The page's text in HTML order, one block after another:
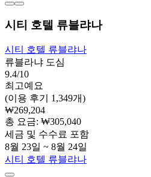
시티 호텔 류블랴나
시티 호텔 류블랴나
류블라냐 도심
9.4/10
최고예요
(이용 후기 1,349개)
₩269,204
총 요금: ₩305,040
세금 및 수수료 포함
8월 23일 ~ 8월 24일
시티 호텔 류블랴나